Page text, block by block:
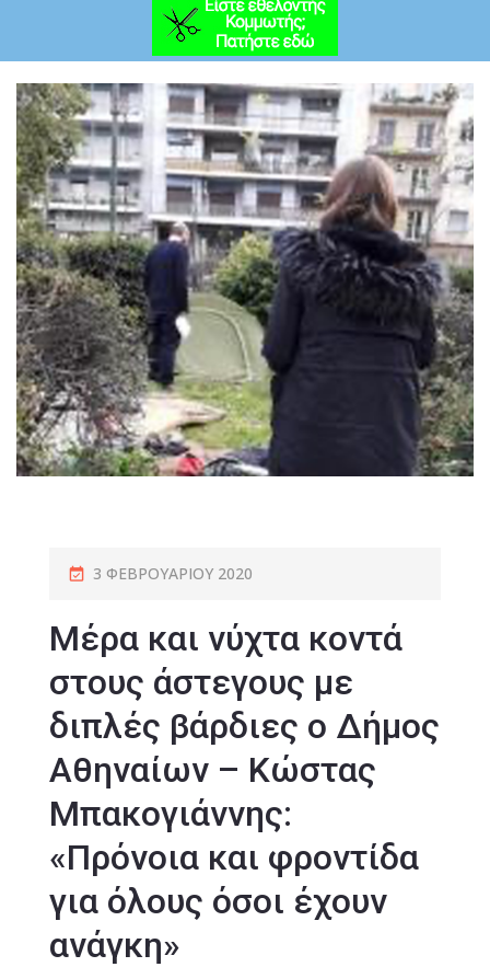
3 ΦΕΒΡΟΥΑΡΊΟΥ 2020
Μέρα και νύχτα κοντά
στους άστεγους με
διπλές βάρδιες ο Δήμος
Αθηναίων – Κώστας
Μπακογιάννης:
«Πρόνοια και φροντίδα
για όλους όσοι έχουν
ανάγκη»